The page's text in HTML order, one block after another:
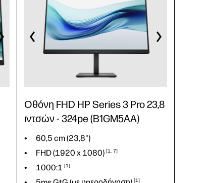
IPS, LCD
Οθόνη FHD HP Series 3 Pro 23,8
ιντσών - 324pe (B1GM5AA)
60,5 cm (23,8")
FHD (1920 x1080) 1 7
1000:1 1
1